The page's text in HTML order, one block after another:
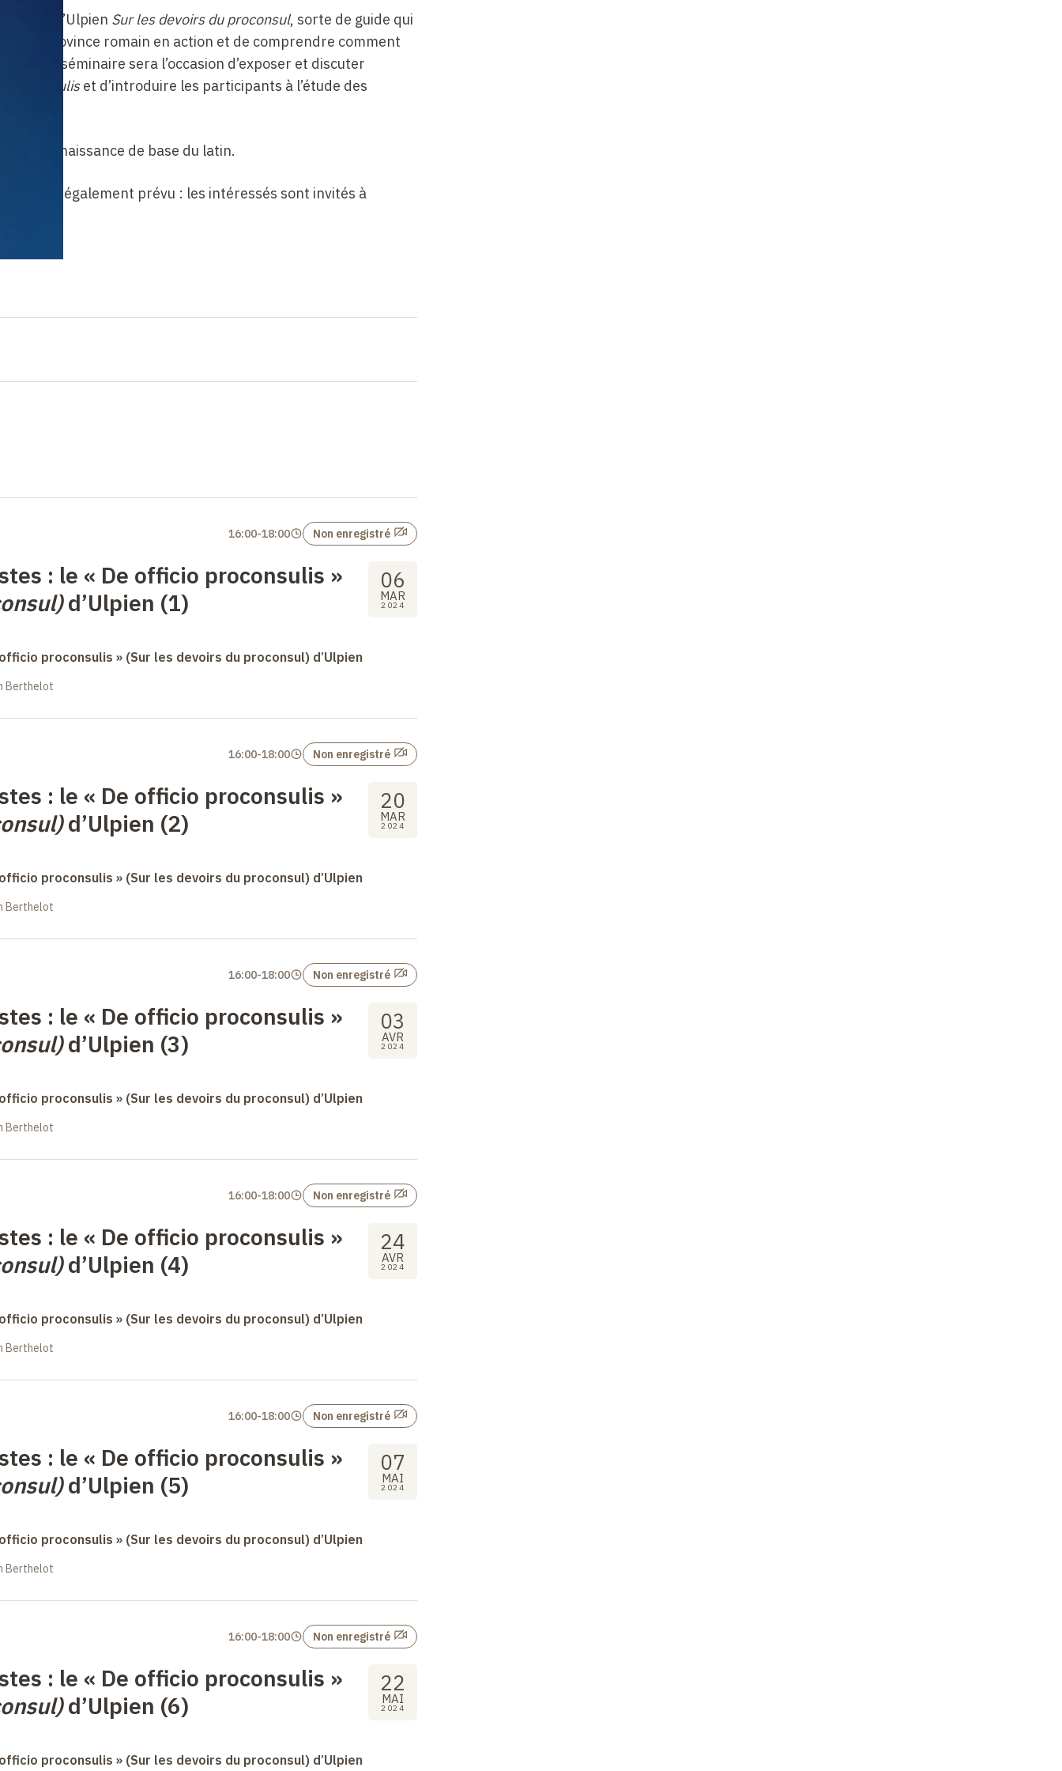
d’Ulpien Sur les devoirs du proconsul, sorte de guide qui
de province romain en action et de comprendre comment
Le séminaire sera l’occasion d’exposer et discuter
proconsuliset d’introduire les participants à l’étude des
connaissance de base du latin.
est également prévu : les intéressés sont invités à
: le « De officio proconsulis »
d’Ulpien (1)
06
MAR
2024
16:00-18:00 Non enregistré
proconsulis » (Sur les devoirs du proconsul) d’Ulpien
Berthelot
: le « De officio proconsulis »
d’Ulpien (2)
20
MAR
2024
16:00-18:00 Non enregistré
proconsulis » (Sur les devoirs du proconsul) d’Ulpien
Berthelot
: le « De officio proconsulis »
d’Ulpien (3)
03
AVR
2024
16:00-18:00 Non enregistré
proconsulis » (Sur les devoirs du proconsul) d’Ulpien
Berthelot
: le « De officio proconsulis »
d’Ulpien (4)
24
AVR
2024
16:00-18:00 Non enregistré
proconsulis » (Sur les devoirs du proconsul) d’Ulpien
Berthelot
: le « De officio proconsulis »
d’Ulpien (5)
07
MAI
2024
16:00-18:00 Non enregistré
proconsulis » (Sur les devoirs du proconsul) d’Ulpien
Berthelot
: le « De officio proconsulis »
d’Ulpien (6)
22
MAI
2024
16:00-18:00 Non enregistré
proconsulis » (Sur les devoirs du proconsul) d’Ulpien